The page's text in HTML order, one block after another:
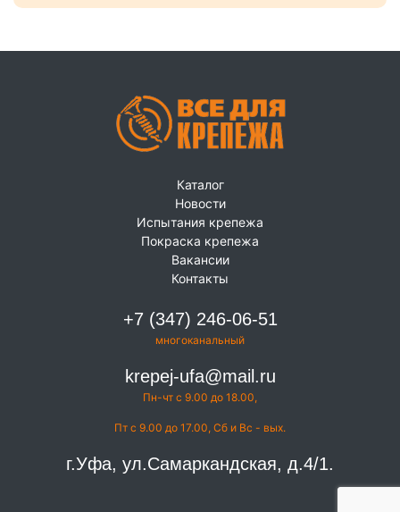
Каталог
Новости
Испытания крепежа
Покраска крепежа
Вакансии
Контакты
+7 (347) 246-06-51
многоканальный
krepej-ufa@mail.ru
Пн-чт с 9.00 до 18.00,
Пт с 9.00 до 17.00, Сб и Вс - вых.
г.Уфа, ул.Самаркандская, д.4/1.